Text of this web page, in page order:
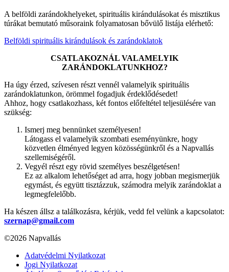
A belföldi zarándokhelyeket, spirituális kirándulásokat és misztikus
túrákat bemutató műsoraink folyamatosan bővülő listája elérhető:
Belföldi spirituális kirándulások és zarándoklatok
CSATLAKOZNÁL VALAMELYIK
ZARÁNDOKLATUNKHOZ?
Ha úgy érzed, szívesen részt vennél valamelyik spirituális
zarándoklatunkon, örömmel fogadjuk érdeklődésedet!
Ahhoz, hogy csatlakozhass, két fontos előfeltétel teljesülésére van
szükség:
Ismerj meg bennünket személyesen!
Látogass el valamelyik szombati eseményünkre, hogy
közvetlen élményed legyen közösségünkről és a Napvallás
szellemiségéről.
Vegyél részt egy rövid személyes beszélgetésen!
Ez az alkalom lehetőséget ad arra, hogy jobban megismerjük
egymást, és együtt tisztázzuk, számodra melyik zarándoklat a
legmegfelelőbb.
Ha készen állsz a találkozásra, kérjük, vedd fel velünk a kapcsolatot:
szernap@gmail.com
©2026 Napvallás
Adatvédelmi Nyilatkozat
Jogi Nyilatkozat